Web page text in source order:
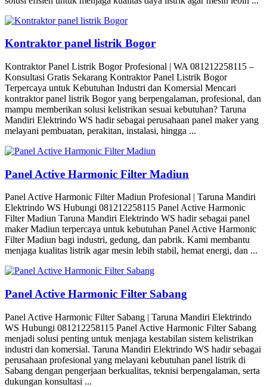
Kontraktor panel listrik Bogor
Kontraktor Panel Listrik Bogor Profesional | WA 081212258115 –
Konsultasi Gratis Sekarang Kontraktor Panel Listrik Bogor
Terpercaya untuk Kebutuhan Industri dan Komersial Mencari
kontraktor panel listrik Bogor yang berpengalaman, profesional, dan
mampu memberikan solusi kelistrikan sesuai kebutuhan? Taruna
Mandiri Elektrindo WS hadir sebagai perusahaan panel maker yang
melayani pembuatan, perakitan, instalasi, hingga ...
Panel Active Harmonic Filter Madiun
Panel Active Harmonic Filter Madiun Profesional | Taruna Mandiri
Elektrindo WS Hubungi 081212258115 Panel Active Harmonic
Filter Madiun Taruna Mandiri Elektrindo WS hadir sebagai panel
maker Madiun terpercaya untuk kebutuhan Panel Active Harmonic
Filter Madiun bagi industri, gedung, dan pabrik. Kami membantu
menjaga kualitas listrik agar mesin lebih stabil, hemat energi, dan ...
Panel Active Harmonic Filter Sabang
Panel Active Harmonic Filter Sabang | Taruna Mandiri Elektrindo
WS Hubungi 081212258115 Panel Active Harmonic Filter Sabang
menjadi solusi penting untuk menjaga kestabilan sistem kelistrikan
industri dan komersial. Taruna Mandiri Elektrindo WS hadir sebagai
perusahaan profesional yang melayani kebutuhan panel listrik di
Sabang dengan pengerjaan berkualitas, teknisi berpengalaman, serta
dukungan konsultasi ...